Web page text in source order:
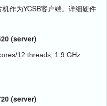
作为YCSB客户端。详细硬件
(server)
12 threads, 1.9 GHz
(server)